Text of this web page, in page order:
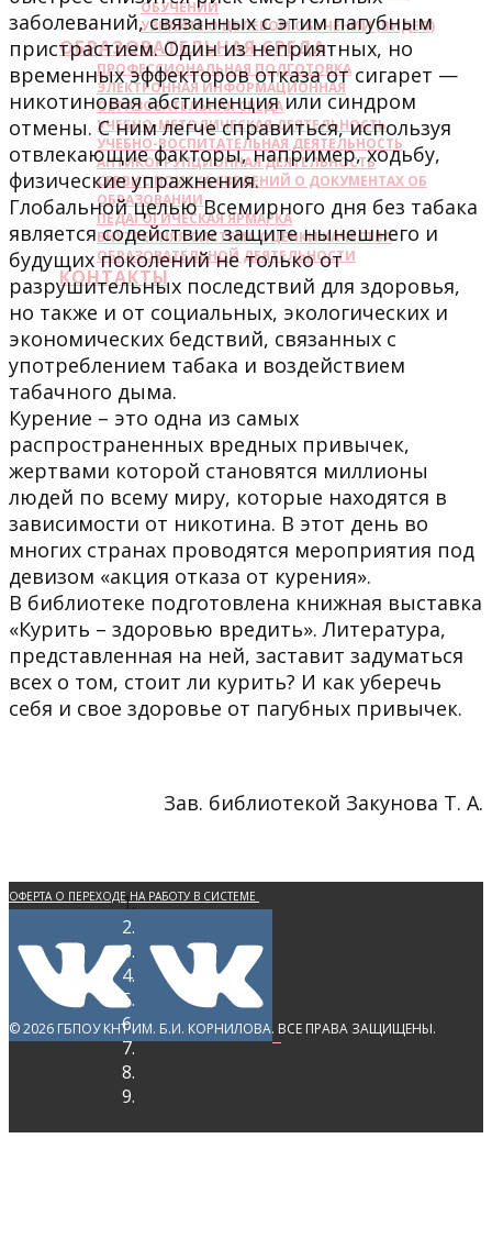
ОБУЧЕНИИ
УЗНАЙТЕ О ЦЕЛЕВОМ ОБУЧЕНИИ (ВИДЕО)
ОБРАЗОВАТЕЛЬНАЯ СРЕДА
ПРОФЕССИОНАЛЬНАЯ ПОДГОТОВКА
ЭЛЕКТРОННАЯ ИНФОРМАЦИОННАЯ
ОБРАЗОВАТЕЛЬНАЯ СРЕДА
УЧЕБНО-МЕТОДИЧЕСКАЯ ДЕЯТЕЛЬНОСТЬ
УЧЕБНО-ВОСПИТАТЕЛЬНАЯ ДЕЯТЕЛЬНОСТЬ
АНТИКОРРУПЦИОННАЯ ДЕЯТЕЛЬНОСТЬ
СЕРВИС ПОИСКА СВЕДЕНИЙ О ДОКУМЕНТАХ ОБ
ОБРАЗОВАНИИ
ПЕДАГОГИЧЕСКАЯ ЯРМАРКА
ВНУТРЕННЯЯ СИСТЕМА ОЦЕНКИ КАЧЕСТВА
ОБРАЗОВАТЕЛЬНОЙ ДЕЯТЕЛЬНОСТИ
КОНТАКТЫ
заболеваний, связанных с этим пагубным
пристрастием. Один из неприятных, но
временных эффекторов отказа от сигарет —
никотиновая абстиненция или синдром
отмены. С ним легче справиться, используя
отвлекающие факторы, например, ходьбу,
физические упражнения.
Глобальной целью Всемирного дня без табака
является содействие защите нынешнего и
будущих поколений не только от
разрушительных последствий для здоровья,
но также и от социальных, экологических и
экономических бедствий, связанных с
употреблением табака и воздействием
табачного дыма.
Курение – это одна из самых
распространенных вредных привычек,
жертвами которой становятся миллионы
людей по всему миру, которые находятся в
зависимости от никотина. В этот день во
многих странах проводятся мероприятия под
девизом «акция отказа от курения».
В библиотеке подготовлена книжная выставка
«Курить – здоровью вредить». Литература,
представленная на ней, заставит задуматься
всех о том, стоит ли курить? И как уберечь
себя и свое здоровье от пагубных привычек.
Зав. библиотекой Закунова Т. А.
ОФЕРТА О ПЕРЕХОДЕ НА РАБОТУ В СИСТЕМЕ
ЭЛЕКТРОННОГО ДОКУМЕНТООБОРОТА
ПОЛИТИКА КОНФИДЕНЦИАЛЬНОСТИ
ПЕРСОНАЛЬНЫХ ДАННЫХ
© 2026 ГБПОУ КНТ ИМ. Б.И. КОРНИЛОВА. ВСЕ ПРАВА ЗАЩИЩЕНЫ.